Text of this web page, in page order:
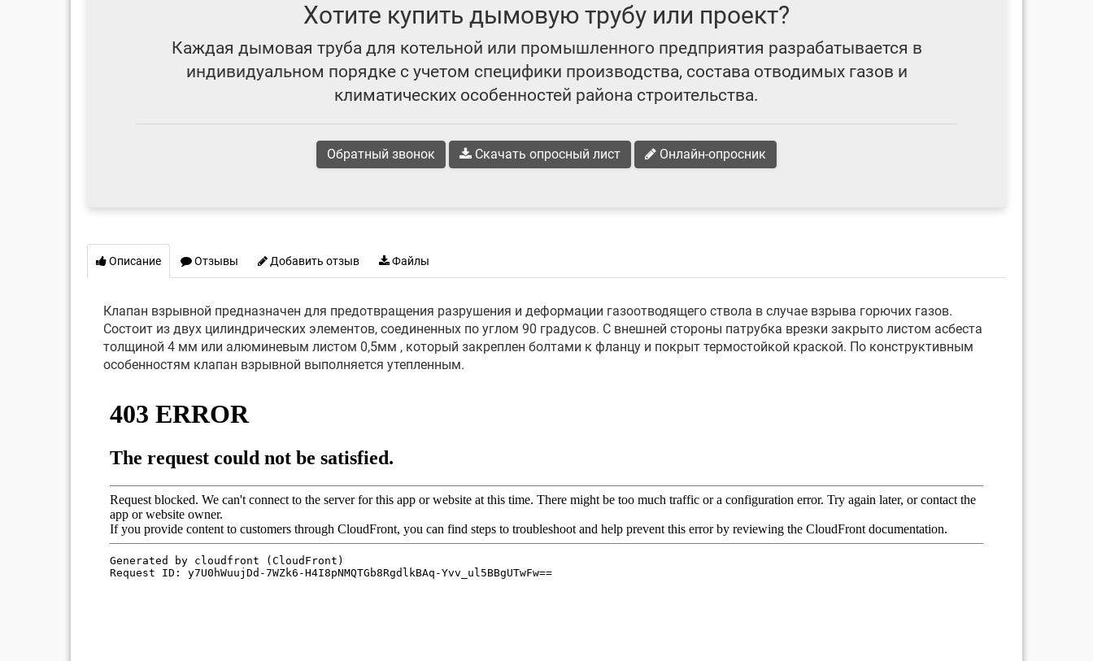
Хотите купить дымовую трубу или проект?
Каждая дымовая труба для котельной или промышленного предприятия разрабатывается в
индивидуальном порядке с учетом специфики производства, состава отводимых газов и
климатических особенностей района строительства.
Обратный звонок Скачать опросный лист Онлайн-опросник
Описание Отзывы Добавить отзыв Файлы
Клапан взрывной предназначен для предотвращения разрушения и деформации газоотводящего ствола в случае взрыва горючих газов.
Состоит из двух цилиндрических элементов, соединенных по углом 90 градусов. C внешней стороны патрубка врезки закрыто листом асбеста
толщиной 4 мм или алюминевым листом 0,5мм , который закреплен болтами к фланцу и покрыт термостойкой краской. По конструктивным
особенностям клапан взрывной выполняется утепленным.